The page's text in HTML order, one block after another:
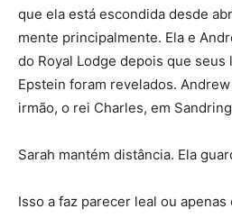
que ela está escondida desde
mente principalmente. Ela e
do Royal Lodge depois que
Epstein foram revelados.
irmão, o rei Charles, em
Sarah mantém distância. Ela
Isso a faz parecer leal ou apenas